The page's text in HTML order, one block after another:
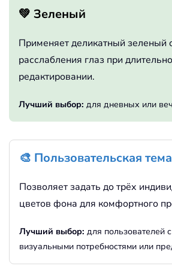
💚 Зеленый
Применяет деликатный зеленый
расслабления глаз при
редактировании.
Лучший выбор: для дневных или
🎨 Пользовательская тема
Позволяет задать до трёх
цветов фона для комфортного
Лучший выбор: для пользователей
визуальными потребностями или